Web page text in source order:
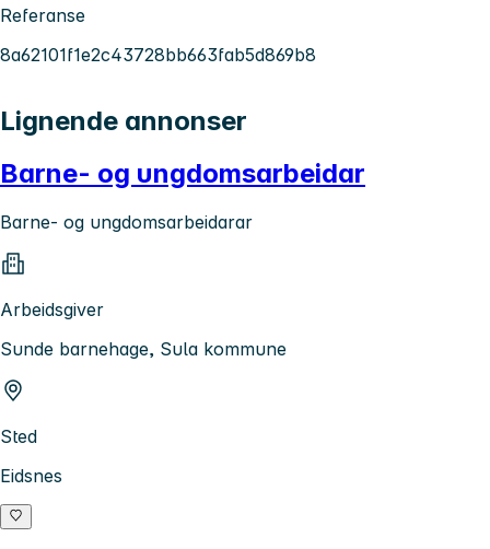
Referanse
8a62101f1e2c43728bb663fab5d869b8
Lignende annonser
Barne- og ungdomsarbeidar
Barne- og ungdomsarbeidarar
Arbeidsgiver
Sunde barnehage, Sula kommune
Sted
Eidsnes